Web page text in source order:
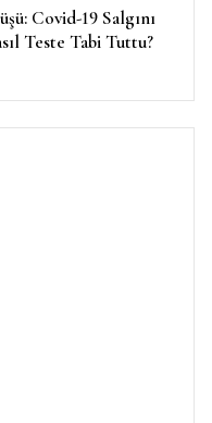
Covid-19 Salgını
Teste Tabi Tuttu?